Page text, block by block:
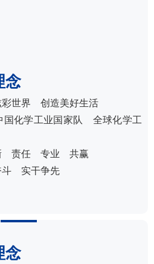
念
彩世界 创造美好生活
国化学工业国家队 全球化学工
新 责任 专业 共赢
斗 实干争先
念